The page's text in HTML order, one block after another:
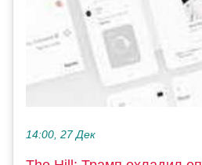
14:00, 27 Дек